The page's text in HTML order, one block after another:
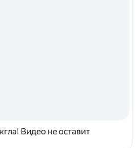
Видео не оставит